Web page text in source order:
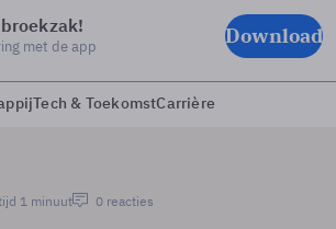
met de app Download
Tech & ToekomstCarrière
1 minuut 0 reacties